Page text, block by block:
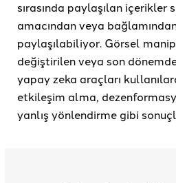
sırasında paylaşılan içerikler
amacından veya
paylaşılabiliyor. Görsel
değiştirilen veya son
yapay zeka araçları
etkileşim alma,
yanlış yönlendirme gibi